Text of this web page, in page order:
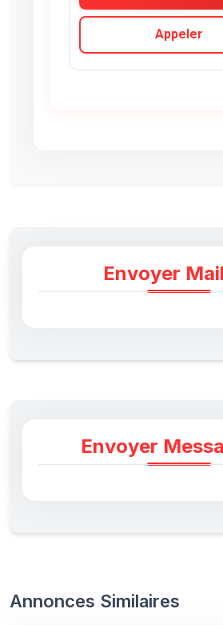
Appeler
Envoyer Mail
Envoyer
Annonces Similaires